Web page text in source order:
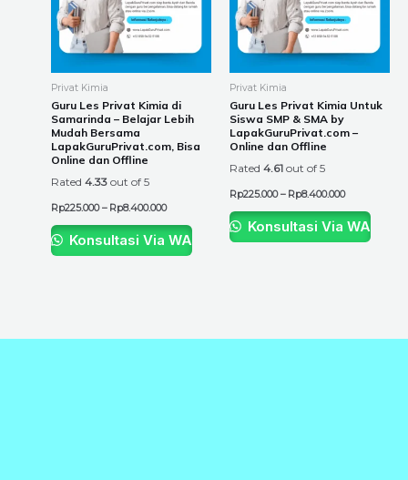
Privat Kimia
Guru Les Privat Kimia di
Samarinda – Belajar Lebih
Mudah Bersama
LapakGuruPrivat.com, Bisa
Online dan Offline
Rated 4.33 out of 5
Rp225.000 – Rp8.400.000
The
options
may
chosen
on
the
Konsultasi Via WA
Privat Kimia
Guru Les Privat Kimia Untuk
Siswa SMP & SMA by
LapakGuruPrivat.com –
Online dan Offline
Rated 4.61 out of 5
Rp225.000 – Rp8.400.000
The
options
may
chosen
Konsultasi Via WA